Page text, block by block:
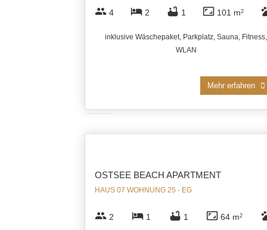
group 4 hotel 2 bathtub 1 aspect_ratio 101 m2
inklusive Wäschepaket, Parkplatz, Sauna, Fitness,
WLAN
Mehr erfahren
OSTSEE BEACH APARTMENT
HAUS 07 WOHNUNG 25 - EG
group 2 hotel 1 bathtub 1 aspect_ratio 64 m2